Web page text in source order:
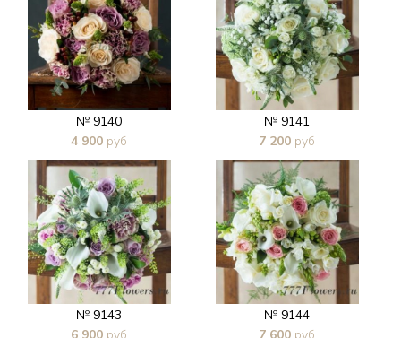
№ 9140
4 900 руб
В 1 клик
№ 9141
7 200 руб
В 1 клик
№ 9143
№ 9144